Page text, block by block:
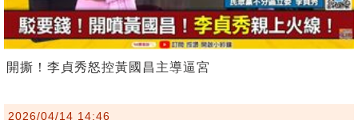
開撕！李貞秀怒控黃國昌主導逼宮
2026/04/14 14:46